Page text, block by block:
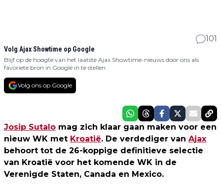
101
Volg Ajax Showtime op Google
Blijf op de hoogte van het laatste Ajax Showtime-nieuws door ons als
favoriete bron in Google in te stellen.
Volg ons op Google
Josip Sutalo mag zich klaar gaan maken voor een
nieuw WK met Kroatië. De verdediger van Ajax
behoort tot de 26-koppige definitieve selectie
van Kroatië voor het komende WK in de
Verenigde Staten, Canada en Mexico.